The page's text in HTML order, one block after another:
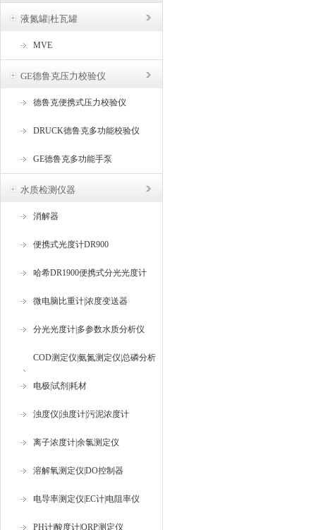
液氮罐|杜瓦罐
MVE
GE德鲁克压力校验仪
德鲁克便携式压力校验仪
DRUCK德鲁克多功能校验仪
GE德鲁克多功能手泵
水质检测仪器
消解器
便携式光度计DR900
哈希DR1900便携式分光光度计
微电脑比重计|浓度变送器
分光光度计|多参数水质分析仪
COD测定仪|氨氮测定仪|总磷分析
仪
电极|试剂|耗材
浊度仪|浊度计|污泥浓度计
离子浓度计|余氯测定仪
溶解氧测定仪|DO控制器
电导率测定仪|EC计|电阻率仪
PH计|酸度计|ORP测定仪